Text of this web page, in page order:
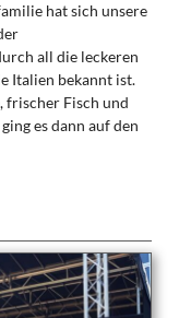
hat sich unsere
all die leckeren
Italien bekannt ist.
frischer Fisch und
es dann auf den